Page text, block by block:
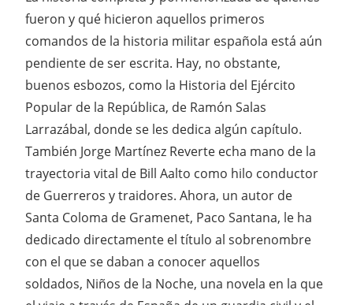
fueron y qué hicieron aquellos primeros
comandos de la historia militar española está aún
pendiente de ser escrita. Hay, no obstante,
buenos esbozos, como la Historia del Ejército
Popular de la República, de Ramón Salas
Larrazábal, donde se les dedica algún capítulo.
También Jorge Martínez Reverte echa mano de la
trayectoria vital de Bill Aalto como hilo conductor
de Guerreros y traidores. Ahora, un autor de
Santa Coloma de Gramenet, Paco Santana, le ha
dedicado directamente el título al sobrenombre
con el que se daban a conocer aquellos
soldados, Niños de la Noche, una novela en la que